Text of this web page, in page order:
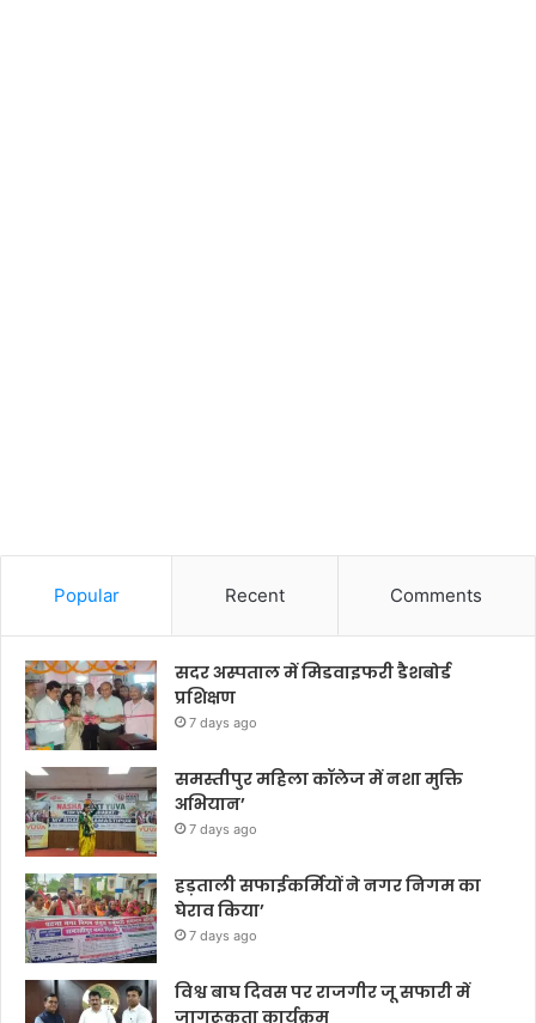
Popular Recent Comments
सदर अस्पताल में मिडवाइफरी डैशबोर्ड
प्रशिक्षण
7 days ago
समस्तीपुर महिला कॉलेज में नशा मुक्ति
अभियान’
7 days ago
हड़ताली सफाईकर्मियों ने नगर निगम का
घेराव किया’
7 days ago
विश्व बाघ दिवस पर राजगीर जू सफारी में
जागरूकता कार्यक्रम